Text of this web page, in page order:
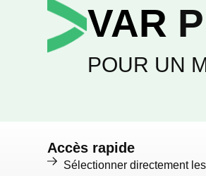
VAR
POUR UN
Accès rapide
Sélectionner directement